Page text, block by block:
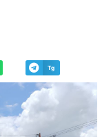
Tg